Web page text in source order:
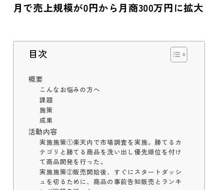
月で売上規模が0円から月商300万円に拡大
目次
概要
こんなお悩みの方へ
課題
施策
成果
活動内容
実施施策①楽天内で市場調査を実施。勝てるカ
テゴリと勝てる商品を洗い出し優先順位を付け
て商品開発を行った。
実施施策②販売開始後、すぐにスタートダッシ
ュを切るために、商品の事前告知販売とランキ